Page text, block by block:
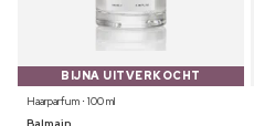
BIJNA UITVERKOCHT
Haarparfum ⋅ 100 ml